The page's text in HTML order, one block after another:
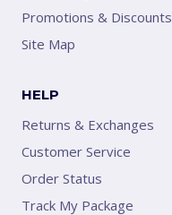
Promotions & Discounts
Site Map
HELP
Returns & Exchanges
Customer Service
Order Status
Track My Package